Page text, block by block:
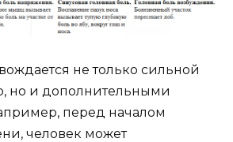
не только сильной
но и дополнительными
перед началом
человек может